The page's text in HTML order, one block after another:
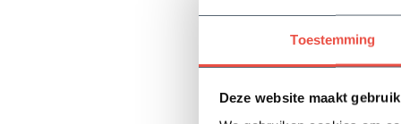
Toestemming
Deze website maakt
de groei van jouw
gezonde nieuwe